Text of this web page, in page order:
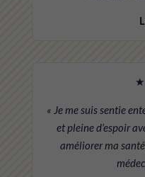
« Je me suis sentie
et pleine d’espoir
améliorer ma